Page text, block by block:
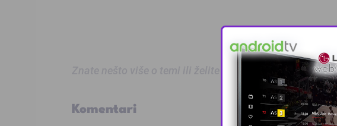
Znate nešto više o temi ili želite prijaviti grešku u tekstu?
Komentari